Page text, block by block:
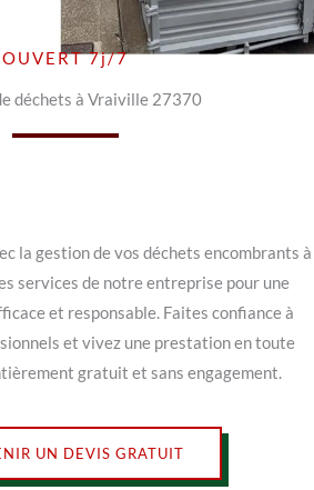
OUVERT 7j/7
déchets à Vraiville 27370
la gestion de vos déchets encombrants à
services de notre entreprise pour une
et responsable. Faites confiance à
et vivez une prestation en toute
gratuit et sans engagement.
UN DEVIS GRATUIT